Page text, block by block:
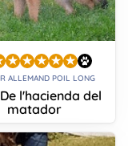
ALLEMAND POIL LONG
l'hacienda del
matador